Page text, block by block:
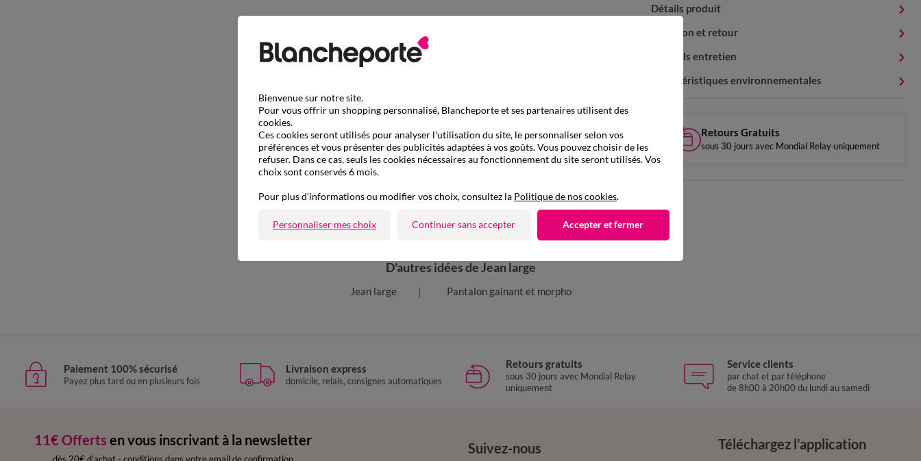
Détails produit
Livraison et retour
Conseils entretien
Caractéristiques environnementales
Retours Gratuits
sous 30 jours avec Mondial Relay uniquement
D'autres idées de Jean large
Jean large Pantalon gainant et morpho
Paiement 100% sécurisé
Payez plus tard ou en plusieurs fois
Livraison express
domicile, relais, consignes automatiques
Retours gratuits
sous 30 jours avec Mondial Relay
uniquement
Service clients
par chat et par téléphone
de 8h00 à 20h00 du lundi au samedi
11€ Offerts en vous inscrivant à la newsletter Suivez-nous Téléchargez l’application
Bienvenue sur notre site.
Pour vous offrir un shopping personnalisé, Blancheporte et ses partenaires utilisent des
cookies.
Ces cookies seront utilisés pour analyser l'utilisation du site, le personnaliser selon vos
préférences et vous présenter des publicités adaptées à vos goûts. Vous pouvez choisir de les
refuser. Dans ce cas, seuls les cookies nécessaires au fonctionnement du site seront utilisés. Vos
choix sont conservés 6 mois.
Pour plus d'informations ou modifier vos choix, consultez la Politique de nos cookies.
Personnaliser mes choix Continuer sans accepter Accepter et fermer